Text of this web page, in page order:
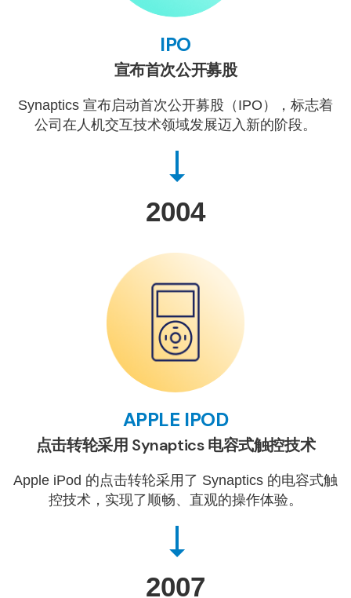
IPO
宣布首次公开募股
Synaptics 宣布启动首次公开募股（IPO），标志着
公司在人机交互技术领域发展迈入新的阶段。
2004
APPLE IPOD
点击转轮采用 Synaptics 电容式触控技术
Apple iPod 的点击转轮采用了 Synaptics 的电容式触
控技术，实现了顺畅、直观的操作体验。
2007